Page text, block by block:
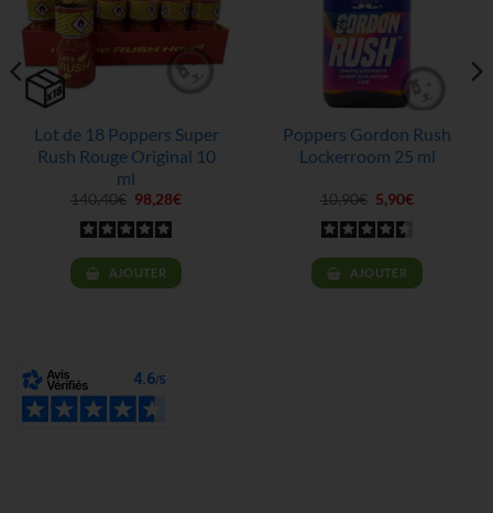
Lot de 18 Poppers Super
Rush Rouge Original 10
ml
140,40€ Le
prix
initial
était :
140,40€.
98,28€Le
AJOUTER
Poppers Gordon Rush
Lockerroom 25 ml
10,90€ Le
prix
initial
était :
10,90€.
5,90€Le
5,90€.
AJOUTER